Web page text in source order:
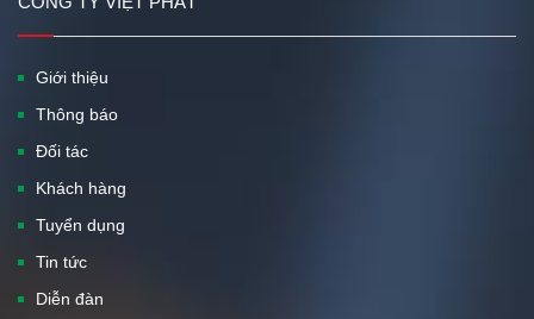
Giới thiệu
Thông báo
Đối tác
Khách hàng
Tuyển dụng
Tin tức
Diễn đàn